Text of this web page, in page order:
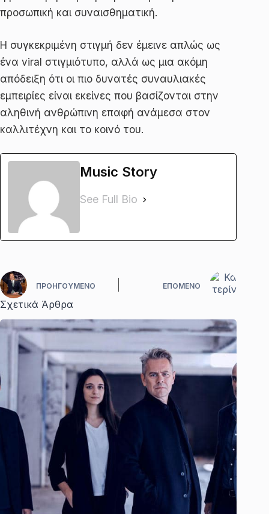
προσωπική και συναισθηματική.
Η συγκεκριμένη στιγμή δεν έμεινε απλώς ως
ένα viral στιγμιότυπο, αλλά ως μια ακόμη
απόδειξη ότι οι πιο δυνατές συναυλιακές
εμπειρίες είναι εκείνες που βασίζονται στην
αληθινή ανθρώπινη επαφή ανάμεσα στον
καλλιτέχνη και το κοινό του.
Music Story
See Full Bio
ΠΡΟΗΓΟΎΜΕΝΟ ΕΠΌΜΕΝΟ
Σχετικά Άρθρα